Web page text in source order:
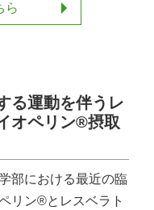
ら
る運動を伴うレ
オペリン®摂取
部における最近の臨
リン®とレスベラト